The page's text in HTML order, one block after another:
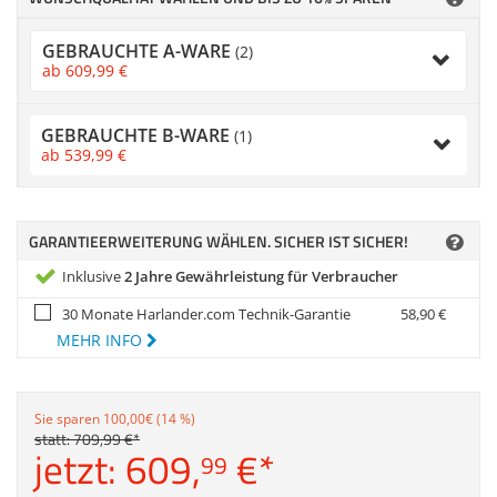
Anmelden | Registrieren |
GEBRAUCHTE A-WARE (2)
ab 609,99 €
GEBRAUCHTE B-WARE (1)
ab 539,99 €
GARANTIEERWEITERUNG WÄHLEN. SICHER IST SICHER!
Inklusive2 Jahre Gewährleistung für Verbraucher
30 Monate Harlander.com Technik-Garantie
58,90€
MEHR INFO
Sie sparen 100,00€ (14 %)
statt:709,99€*
jetzt: 609,99 €*